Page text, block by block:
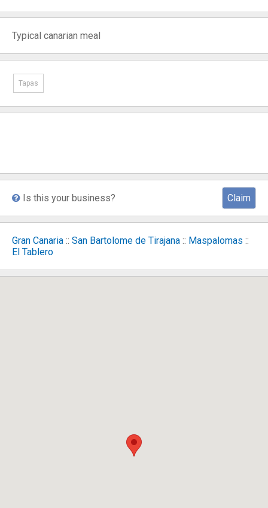
Typical canarian meal
Tapas
Claim
Is this your business?
Gran Canaria :: San Bartolome de Tirajana :: Maspalomas ::
El Tablero